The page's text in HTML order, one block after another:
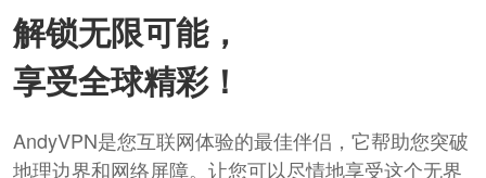
解锁无限可能，
享受全球精彩！
AndyVPN是您互联网体验的最佳伴侣，它帮助您突破
地理边界和网络屏障。让您可以尽情地享受这个无界